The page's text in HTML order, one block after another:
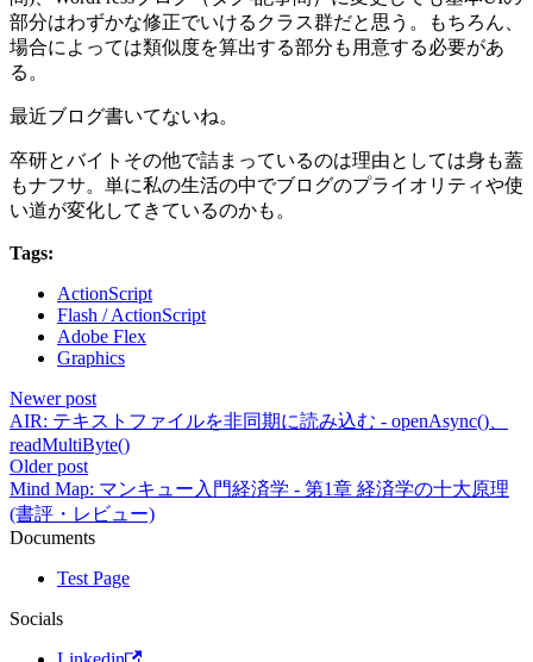
部分はわずかな修正でいけるクラス群だと思う。もちろん、
場合によっては類似度を算出する部分も用意する必要があ
る。
最近ブログ書いてないね。
卒研とバイトその他で詰まっているのは理由としては身も蓋
もナフサ。単に私の生活の中でブログのプライオリティや使
い道が変化してきているのかも。
Tags:
ActionScript
Flash / ActionScript
Adobe Flex
Graphics
Newer post
AIR: テキストファイルを非同期に読み込む - openAsync()、
readMultiByte()
Older post
Mind Map: マンキュー入門経済学 - 第1章 経済学の十大原理
(書評・レビュー)
Documents
Test Page
Socials